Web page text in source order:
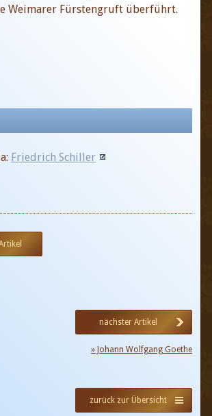
Weimarer Fürstengruft überführt.
Friedrich Schiller
nächster Artikel
» Johann Wolfgang Goethe
zurück zur Übersicht